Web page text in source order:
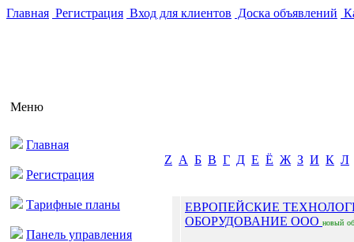
Главная Регистрация Вход для клиентов Доска объявлений
Меню
Главная
Регистрация
Тарифные планы
Панель управления
Z А Б В Г Д Е Ё Ж З И К Л
ЕВРОПЕЙСКИЕ
ОБОРУДОВАНИЕ ООО новый